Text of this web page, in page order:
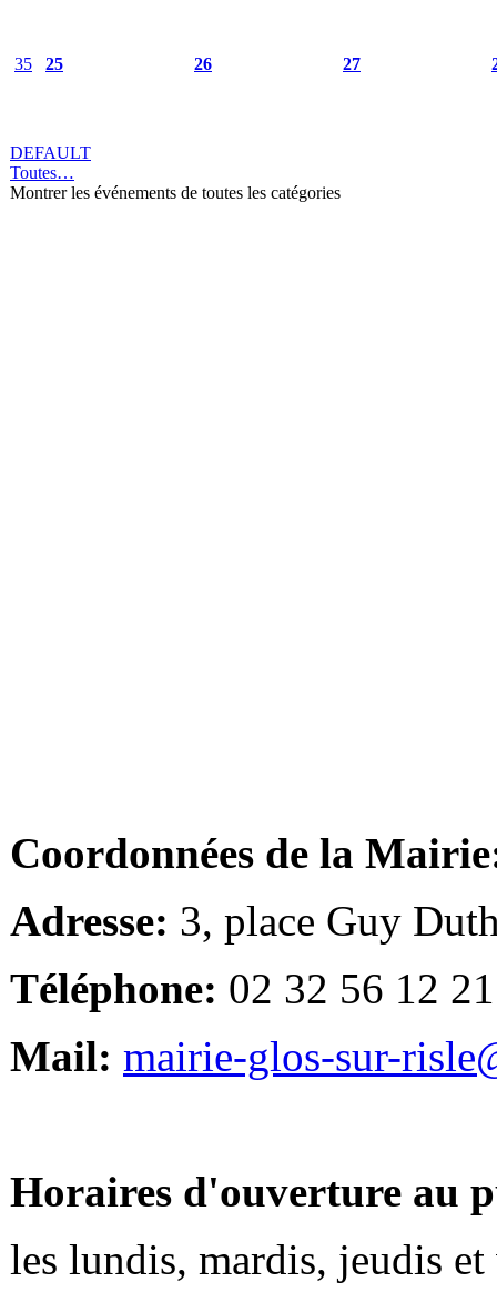
35 25 26 27
DEFAULT
Toutes…
Montrer les événements de toutes les catégories
Coordonnées de la
Adresse: 3, place Guy
Téléphone: 02 32 56 12 21
Mail: mairie-glos-sur-
Horaires d'ouverture au
les lundis, mardis, jeudis et